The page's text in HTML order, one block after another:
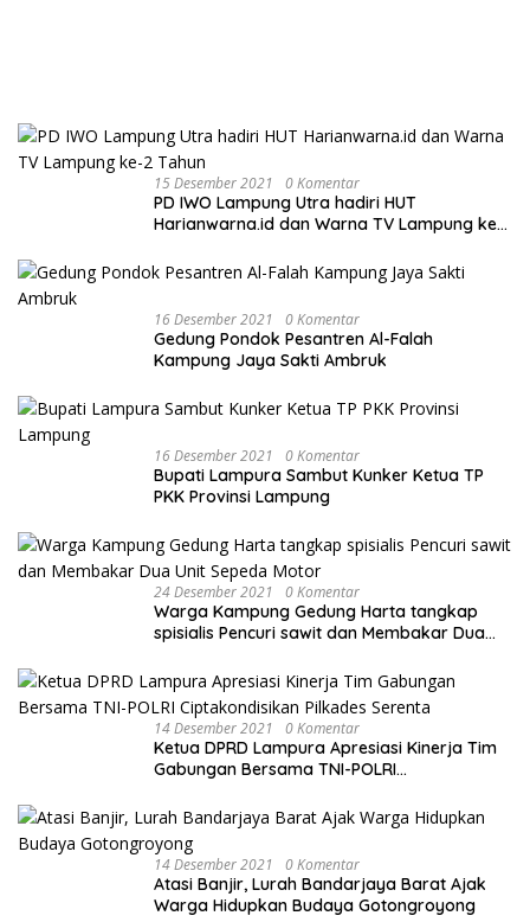
15 Desember 2021 0 Komentar
PD IWO Lampung Utra hadiri HUT
Harianwarna.id dan Warna TV Lampung ke-
16 Desember 2021 0 Komentar
Gedung Pondok Pesantren Al-Falah
Kampung Jaya Sakti Ambruk
16 Desember 2021 0 Komentar
Bupati Lampura Sambut Kunker Ketua TP
PKK Provinsi Lampung
24 Desember 2021 0 Komentar
Warga Kampung Gedung Harta tangkap
spisialis Pencuri sawit dan Membakar Dua
14 Desember 2021 0 Komentar
Ketua DPRD Lampura Apresiasi Kinerja Tim
Gabungan Bersama TNI-POLRI
14 Desember 2021 0 Komentar
Atasi Banjir, Lurah Bandarjaya Barat Ajak
Warga Hidupkan Budaya Gotongroyong